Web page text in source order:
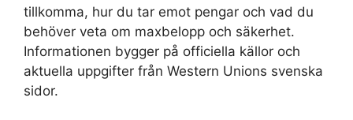
tillkomma, hur du tar emot pengar och vad du
behöver veta om maxbelopp och säkerhet.
Informationen bygger på officiella källor och
aktuella uppgifter från Western Unions svenska
sidor.